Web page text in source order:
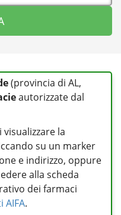
(provincia di AL,
autorizzate dal
la
su un marker
e indirizzo, oppure
alla scheda
dei farmaci
AIFA.